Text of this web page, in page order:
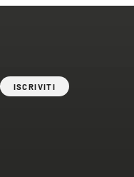
ISCRIVITI